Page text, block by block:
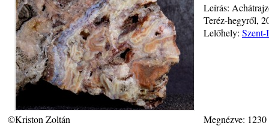
Leírás:
Teréz-hegyről,
Lelőhely:
©Kriston Zoltán Megnézve: